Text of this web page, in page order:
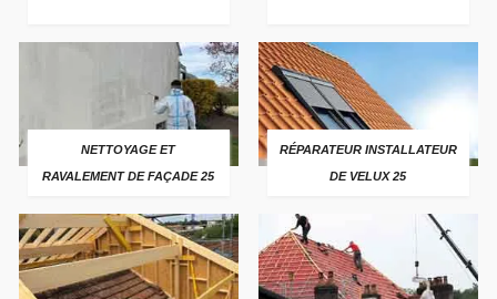
NETTOYAGE ET
RAVALEMENT DE FAÇADE 25
RÉPARATEUR INSTALLATEUR
DE VELUX 25